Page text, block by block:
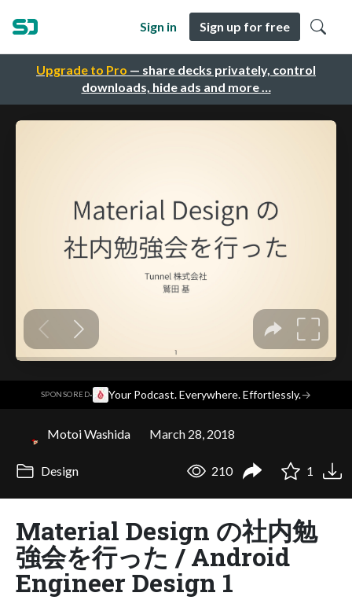
Upgrade to Pro — share decks privately, control
downloads, hide ads and more …
Sign in Sign up for free
SPONSORED· Your Podcast. Everywhere. Effortlessly.→
Motoi Washida March 28, 2018
Design 210 1
Material Design の社内勉
強会を行った / Android
Engineer Design 1